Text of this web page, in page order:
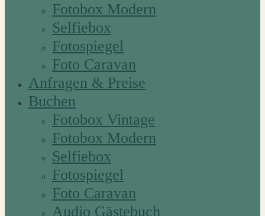
Fotobox Modern
Selfiebox
Fotospiegel
Foto Caravan
Anfragen & Preise
Buchen
Fotobox Vintage
Fotobox Modern
Selfiebox
Fotospiegel
Foto Caravan
Audio Gästebuch